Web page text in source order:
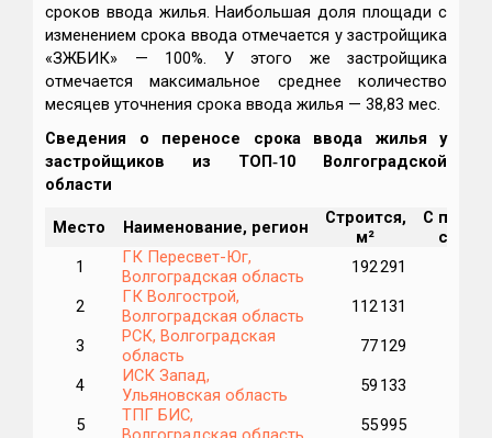
сроков ввода жилья. Наибольшая доля площади с
изменением срока ввода отмечается у застройщика
«ЗЖБИК» — 100%. У этого же застройщика
отмечается максимальное среднее количество
месяцев уточнения срока ввода жилья — 38,83 мес.
Сведения о переносе срока ввода жилья у
застройщиков из ТОП‑10 Волгоградской
области
Место Наименование, регион
Строится,
м²
С
1
ГК Пересвет-Юг,
Волгоградская область
192 291
2
ГК Волгострой,
Волгоградская область
112 131
3
РСК, Волгоградская
область
77 129
4
ИСК Запад,
Ульяновская область
59 133
5
ТПГ БИС,
55 995